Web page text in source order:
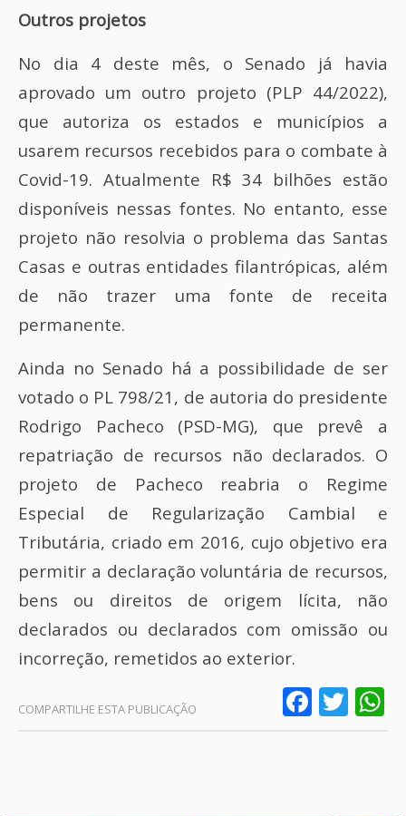
Outros projetos
No dia 4 deste mês, o Senado já havia
aprovado um outro projeto (PLP 44/2022),
que autoriza os estados e municípios a
usarem recursos recebidos para o combate à
Covid-19. Atualmente R$ 34 bilhões estão
disponíveis nessas fontes. No entanto, esse
projeto não resolvia o problema das Santas
Casas e outras entidades filantrópicas, além
de não trazer uma fonte de receita
permanente.
Ainda no Senado há a possibilidade de ser
votado o PL 798/21, de autoria do presidente
Rodrigo Pacheco (PSD-MG), que prevê a
repatriação de recursos não declarados. O
projeto de Pacheco reabria o Regime
Especial de Regularização Cambial e
Tributária, criado em 2016, cujo objetivo era
permitir a declaração voluntária de recursos,
bens ou direitos de origem lícita, não
declarados ou declarados com omissão ou
incorreção, remetidos ao exterior.